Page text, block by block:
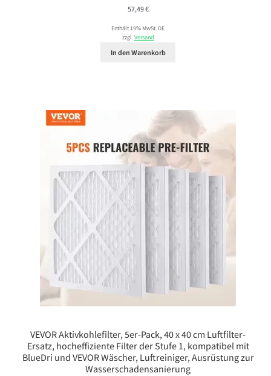
57,49€
Enthält 19% MwSt. DE
zzgl.Versand
In den Warenkorb
VEVOR Aktivkohlefilter, 5er-Pack, 40 x 40 cm Luftfilter-
Ersatz, hocheffiziente Filter der Stufe 1, kompatibel mit
BlueDri und VEVOR Wäscher, Luftreiniger, Ausrüstung zur
Wasserschadensanierung